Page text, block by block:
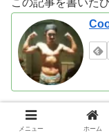
台湾のゲイイベント
メニュー ホーム